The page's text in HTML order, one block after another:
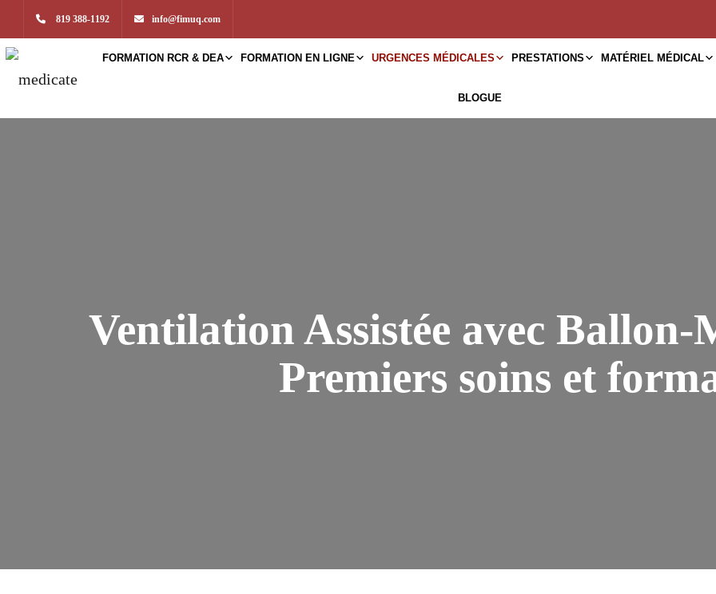
819 388-1192 info@fimuq.com
FORMATION RCR & DEA FORMATION EN LIGNE URGENCES MÉDICALES PRESTATIONS MATÉRIEL MÉDICAL
BLOGUE
Ventilation Assistée avec
Premiers soins et